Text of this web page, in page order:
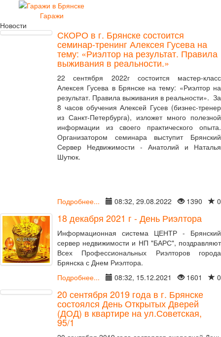
Гаражи
Новости
СКОРО в г. Брянске состоится
семинар-тренинг Алексея Гусева на
тему: «Риэлтор на результат. Правила
выживания в реальности.»
22 сентября 2022г состоится мастер-класс
Алексея Гусева в Брянске на тему: «Риэлтор на
результат. Правила выживания в реальности». За
8 часов обучения Алексей Гусев (бизнес-тренер
из Санкт-Петербурга), изложет много полезной
информации из своего практического опыта.
Организатором семинара выступит Брянский
Сервер Недвижимости - Анатолий и Наталья
Шутюк.
Подробнее... 08:32, 29.08.2022 1390 0
18 декабря 2021 г - День Риэлтора
Информационная система ЦЕНТР - Брянский
сервер недвижимости и НП "БАРС", поздравляют
Всех Профессиональных Риэлторов города
Брянска с Днем Риэлтора.
Подробнее...
08:32, 15.12.2021 1601 0
20 сентября 2019 года в г. Брянске
состоялся День Открытых Дверей
(ДОД) в квартире на ул.Советская,
95/1